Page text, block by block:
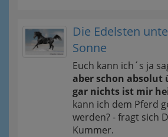
Die Edelsten
Sonne
Euch kann ich´s ja
aber schon absolut
gar nichts ist mir
kann ich dem Pferd
werden? - fragt sich
Kummer.